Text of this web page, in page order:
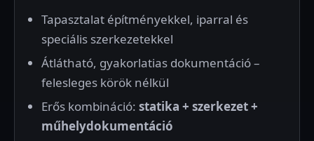
Tapasztalat építményekkel, iparral és
speciális szerkezetekkel
Átlátható, gyakorlatias dokumentáció –
felesleges körök nélkül
Erős kombináció: statika + szerkezet +
műhelydokumentáció